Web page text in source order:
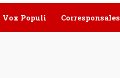
Vox Populi Corresponsales